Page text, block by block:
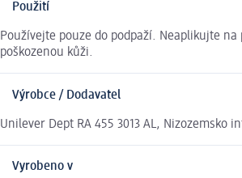
Použití
Používejte pouze do podpaží. Neaplikujte na
poškozenou kůži.
Výrobce / Dodavatel
Unilever Dept RA 455 3013 AL, Nizozemsko
Vyrobeno v